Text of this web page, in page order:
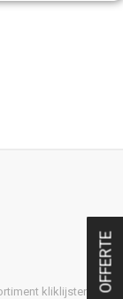
kliklijsten,
OFFERTE